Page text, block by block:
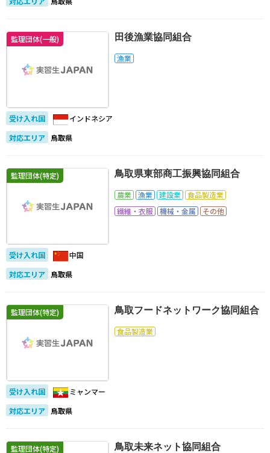
監理団体(一般) 田後漁業協同組合
漁業
受け入れ国
インドネシア
対応エリア 鳥取県
監理団体(特定) 鳥取県東部商工振興協同組合
農業 漁業 建設業
食品製造業
繊維・衣服
機械・金属 その他
受け入れ国
中国
対応エリア 鳥取県
監理団体(特定) 鳥取フードネットワーク協同組合
食品製造業
受け入れ国
ミャンマー
対応エリア 鳥取県
監理団体(特定) 鳥取未来ネット協同組合